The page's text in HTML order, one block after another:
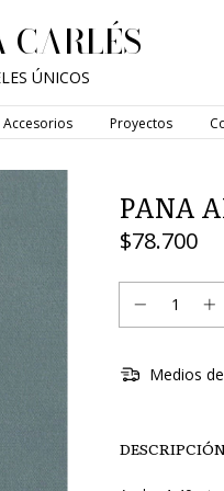
CARLÉS
ÚNICOS
Accesorios Proyectos
PANA
$78.700
Medios